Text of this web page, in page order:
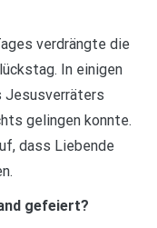
verdrängte die
In einigen
Jesusverräters
gelingen konnte.
dass Liebende
gefeiert?